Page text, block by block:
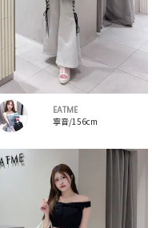
EATME
寧音/156cm